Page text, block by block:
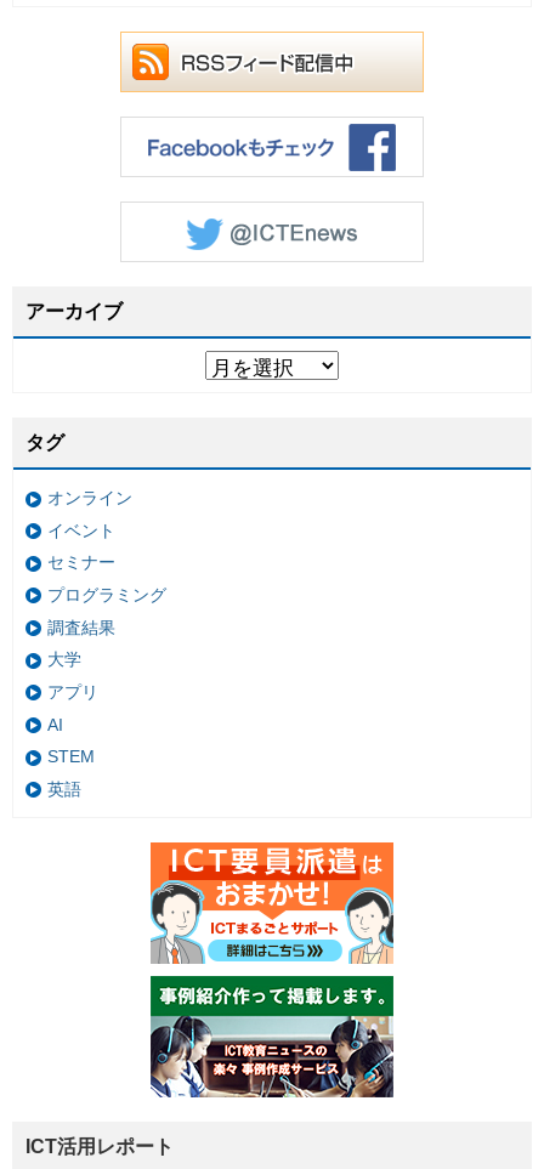
アーカイブ
タグ
オンライン
イベント
セミナー
プログラミング
調査結果
大学
アプリ
AI
STEM
英語
ICT活用レポート